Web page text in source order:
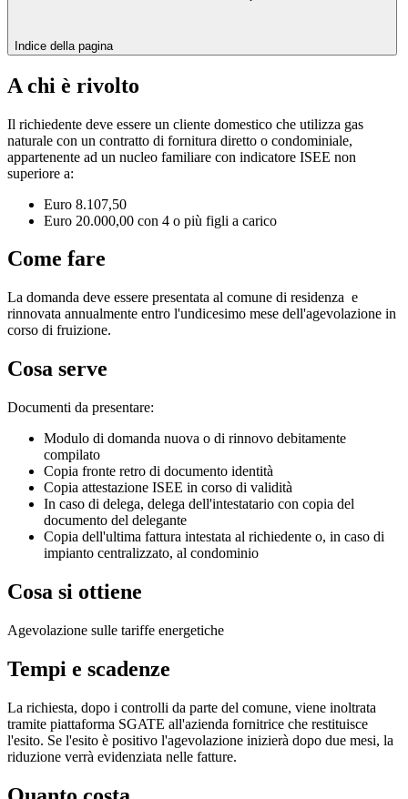
Indice della pagina
A chi è rivolto
Il richiedente deve essere un cliente domestico che utilizza gas
naturale con un contratto di fornitura diretto o condominiale,
appartenente ad un nucleo familiare con indicatore ISEE non
superiore a:
Euro 8.107,50
Euro 20.000,00 con 4 o più figli a carico
Come fare
La domanda deve essere presentata al comune di residenza e
rinnovata annualmente entro l'undicesimo mese dell'agevolazione in
corso di fruizione.
Cosa serve
Documenti da presentare:
Modulo di domanda nuova o di rinnovo debitamente
compilato
Copia fronte retro di documento identità
Copia attestazione ISEE in corso di validità
In caso di delega, delega dell'intestatario con copia del
documento del delegante
Copia dell'ultima fattura intestata al richiedente o, in caso di
impianto centralizzato, al condominio
Cosa si ottiene
Agevolazione sulle tariffe energetiche
Tempi e scadenze
La richiesta, dopo i controlli da parte del comune, viene inoltrata
tramite piattaforma SGATE all'azienda fornitrice che restituisce
l'esito. Se l'esito è positivo l'agevolazione inizierà dopo due mesi, la
riduzione verrà evidenziata nelle fatture.